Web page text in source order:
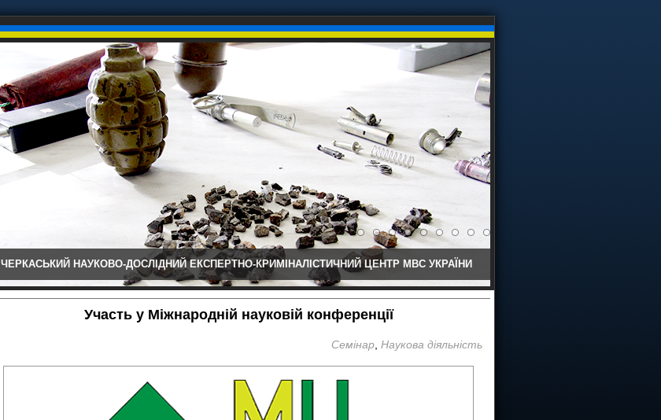
ЧЕРКАСЬКИЙ НАУКОВО-ДОСЛІДНИЙ ЕКСПЕРТНО-КРИМІНАЛІСТИЧНИЙ ЦЕНТР МВС УКРАЇНИ
Участь у Міжнародній науковій конференції
Семінар Наукова діяльність